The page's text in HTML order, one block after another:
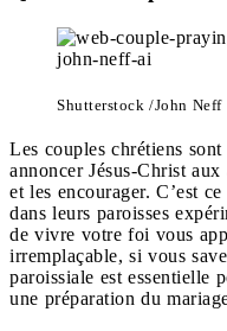
Shutterstock /John Neff
Les couples chrétiens
annoncer Jésus-Christ
et les encourager. C’est
dans leurs paroisses
de vivre votre foi vous
irremplaçable, si vous
paroissiale est essentielle
une préparation du